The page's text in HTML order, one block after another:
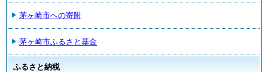
茅ヶ崎市への寄附
茅ヶ崎市ふるさと基金
ふるさと納税